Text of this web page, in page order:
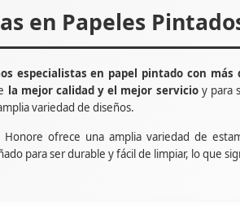
en Papeles
especialistas en papel pintado con más
la mejor calidad y el mejor servicioy para
variedad de diseños.
ofrece una amplia variedad de
para ser durable y fácil de limpiar, lo que